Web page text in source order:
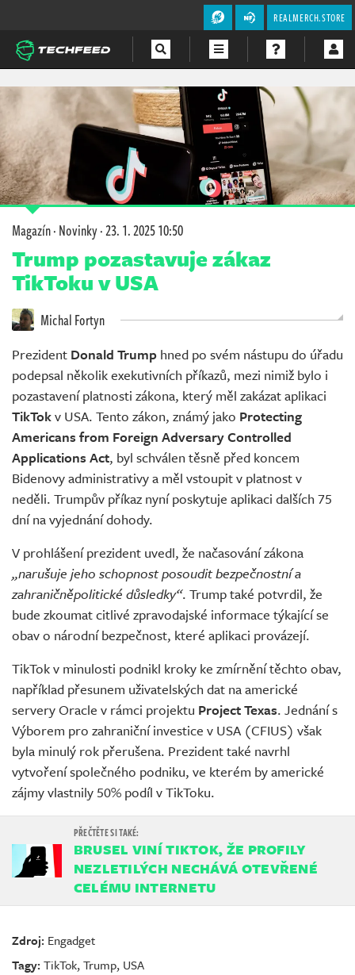
REALMERCH.STORE
Magazín
Videa
Soutěže
Magazín·Novinky·23. 1. 2025 10:50
Trump pozastavuje zákaz
TikToku v USA
Michal Fortyn
Prezident Donald Trump hned po svém nástupu do úřadu
podepsal několik exekutivních příkazů, mezi nimiž bylo i
pozastavení platnosti zákona, který měl zakázat aplikaci
TikTokv USA. Tento zákon, známý jako Protecting
Americans from Foreign Adversary Controlled
Applications Act, byl schválen těsně před koncem
Bidenovy administrativy a měl vstoupit v platnost v
neděli. Trumpův příkaz nyní poskytuje aplikaci dalších 75
dní na vyjednání dohody.
V prohlášení prezident uvedl, že načasování zákona
„narušuje jeho schopnost posoudit bezpečnostní a
zahraničněpolitické důsledky“. Trump také potvrdil, že
bude zkoumat citlivé zpravodajské informace týkající se
obav o národní bezpečnost, které aplikaci provázejí.
TikTok v minulosti podnikl kroky ke zmírnění těchto obav,
například přesunem uživatelských dat na americké
servery Oracle v rámci projektu Project Texas. Jednání s
Výborem pro zahraniční investice v USA (CFIUS) však
byla minulý rok přerušena. Prezident také navrhl
vytvoření společného podniku, ve kterém by americké
zájmy vlastnily 50% podíl v TikToku.
BRUSEL VINÍ TIKTOK, ŽE PROFILY
NEZLETILÝCH NECHÁVÁ OTEVŘENÉ
CELÉMU INTERNETU
Zdroj: Engadget
Tagy:TikTok,Trump, USA